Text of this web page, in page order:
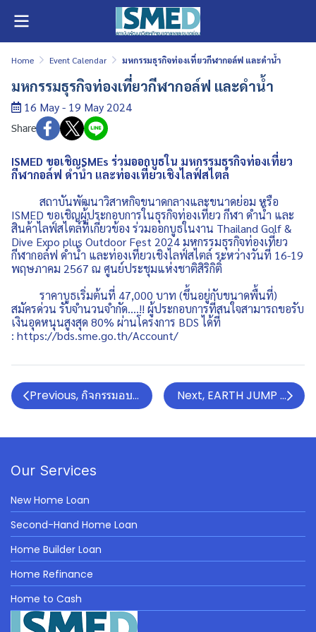
Home Event Calendar มหกรรมธุรกิจท่องเที่ยวกีฬากอล์ฟ และดำน้ำ
มหกรรมธุรกิจท่องเที่ยวกีฬากอล์ฟ และดำน้ำ
16 May - 19 May 2024
Share
ISMED ขอเชิญSMEs ร่วมออกบูธใน มหกรรมธุรกิจท่องเที่ยว
กีฬากอล์ฟ ดำน้ำ และท่องเที่ยวเชิงไลฟ์สไตล์
สถาบันพัฒนาวิสาหกิจขนาดกลางและขนาดย่อม หรือ
ISMED ขอเชิญผู้ประกอบการในธุรกิจท่องเที่ยว กีฬา ดำน้ำ และ
สินค้าไลฟ์สไตล์ที่เกี่ยวข้อง ร่วมออกบูธในงาน Thailand Golf &
Dive Expo plus Outdoor Fest 2024 มหกรรมธุรกิจท่องเที่ยว
กีฬากอล์ฟ ดำน้ำ และท่องเที่ยวเชิงไลฟ์สไตล์ ระหว่างวันที่ 16-19
พฤษภาคม 2567 ณ ศูนย์ประชุมแห่งชาติสิริกิติ์
ราคาบูธเริ่มต้นที่ 47,000 บาท (ขึ้นอยู่กับขนาดพื้นที่)
สมัครด่วน รับจำนวนจำกัด....!! ผู้ประกอบการที่สนใจสามารถขอรับ
เงินอุดหนุนสูงสุด 80% ผ่านโครงการ BDS ได้ที่
: https://bds.sme.go.th/Account/
Previous, กิจกรรมอบรมสัมมนาเสริมสร้างความพร้อมให้
Next, EARTH JUMP 2024:
Our Services
New Home Loan
Second-Hand Home Loan
Home Builder Loan
Home Refinance
Home to Cash